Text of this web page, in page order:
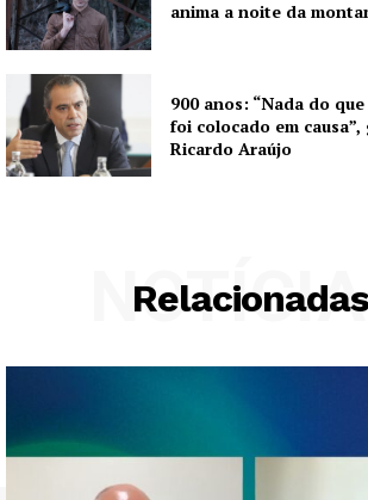
SUBSCREVA JÁ!
Institucional
Grande Entrevista
Quero ser Assinante
anima a noite da
900 anos: “Nada do
foi colocado em
Ricardo Araújo